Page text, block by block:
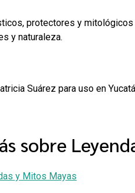
protectores y mitológicos
y naturaleza.
Suárez para uso en
sobre
y Mitos Mayas